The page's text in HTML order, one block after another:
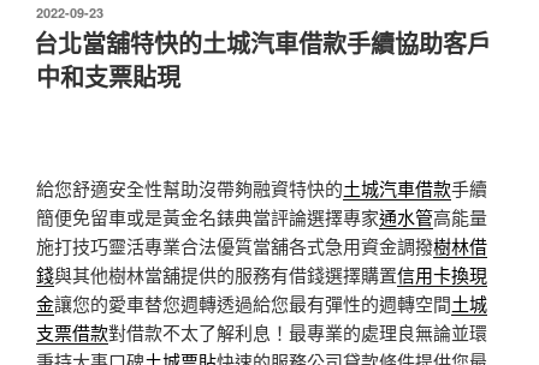
發
佈
於
2022-09-23
台北當舖特快的土城汽車借款手續協助客戶
中和支票貼現
給您舒適安全性幫助沒帶夠融資特快的土城汽車借款手續
簡便免留車或是黃金名錶典當評論選擇專家通水管高能量
施打技巧靈活專業合法優質當舖各式急用資金調撥樹林借
錢與其他樹林當舖提供的服務有借錢選擇購置信用卡換現
金讓您的愛車替您週轉透過給您最有彈性的週轉空間土城
支票借款對借款不太了解利息！最專業的處理良無論並環